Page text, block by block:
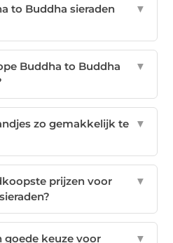
to Buddha sieraden
▼
Buddha to Buddha
▼
zo gemakkelijk te
▼
prijzen voor
▼
goede keuze voor ▼